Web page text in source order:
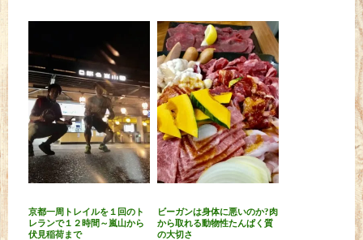
京都一周トレイルを１回のト
レランで１２時間～嵐山から
伏見稲荷まで
ビーガンは身体に悪いのか?肉
から取れる動物性たんぱく質
の大切さ